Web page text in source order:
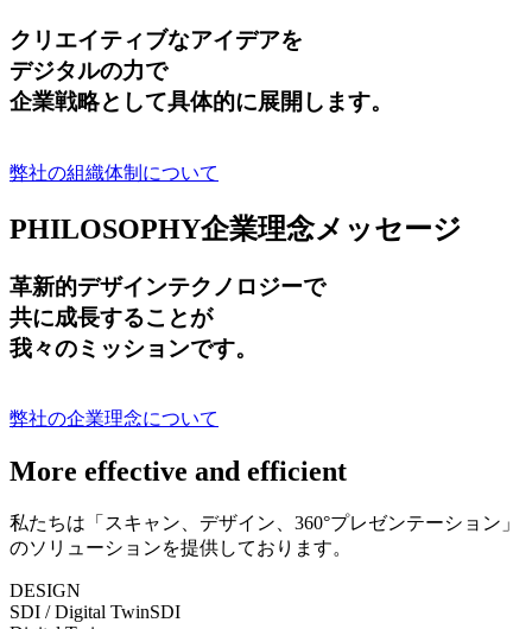
クリエイティブなアイデアを
デジタルの力で
企業戦略として具体的に展開します。
弊社の組織体制について
PHILOSOPHY企業理念メッセージ
革新的デザインテクノロジーで
共に成長することが
我々のミッションです。
弊社の企業理念について
More effective and efficient
私たちは「スキャン、デザイン、360°プレゼンテーション」
のソリューションを提供しております。
DESIGN
SDI / Digital TwinSDI